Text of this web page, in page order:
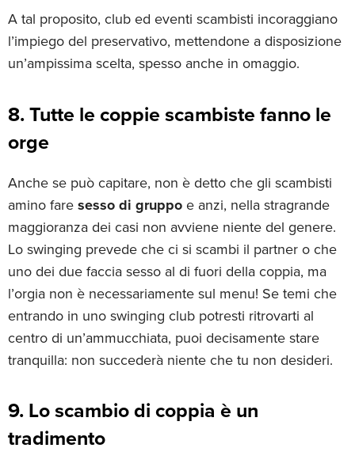
A tal proposito, club ed eventi scambisti incoraggiano
l’impiego del preservativo, mettendone a disposizione
un’ampissima scelta, spesso anche in omaggio.
8. Tutte le coppie scambiste fanno le
orge
Anche se può capitare, non è detto che gli scambisti
amino fare sesso di gruppo e anzi, nella stragrande
maggioranza dei casi non avviene niente del genere.
Lo swinging prevede che ci si scambi il partner o che
uno dei due faccia sesso al di fuori della coppia, ma
l’orgia non è necessariamente sul menu! Se temi che
entrando in uno swinging club potresti ritrovarti al
centro di un’ammucchiata, puoi decisamente stare
tranquilla: non succederà niente che tu non desideri.
9. Lo scambio di coppia è un
tradimento